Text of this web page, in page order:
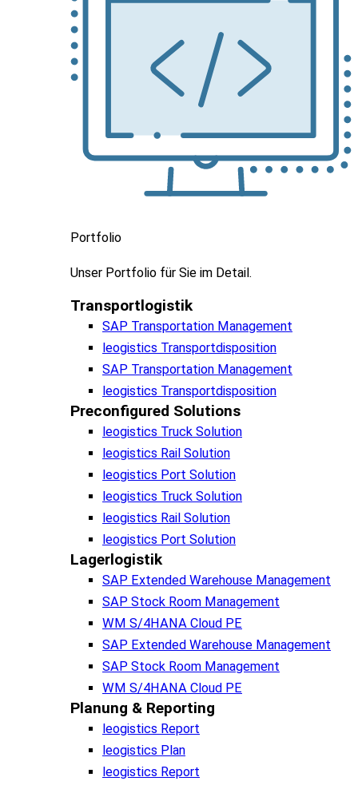
Portfolio
Unser Portfolio für Sie im Detail.
Transportlogistik
SAP Transportation Management
leogistics Transportdisposition
SAP Transportation Management
leogistics Transportdisposition
Preconfigured Solutions
leogistics Truck Solution
leogistics Rail Solution
leogistics Port Solution
leogistics Truck Solution
leogistics Rail Solution
leogistics Port Solution
Lagerlogistik
SAP Extended Warehouse Management
SAP Stock Room Management
WM S/4HANA Cloud PE
SAP Extended Warehouse Management
SAP Stock Room Management
WM S/4HANA Cloud PE
Planung & Reporting
leogistics Report
leogistics Plan
leogistics Report